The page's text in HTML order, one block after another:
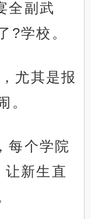
全副武
?学校。
尤其是报
。
每个学院
让新生直